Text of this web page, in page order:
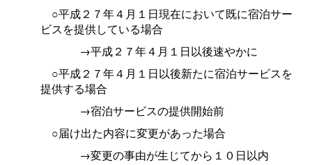
○平成２７年４月１日現在において既に宿泊サー
ビスを提供している場合
→平成２７年４月１日以後速やかに
○平成２７年４月１日以後新たに宿泊サービスを
提供する場合
→宿泊サービスの提供開始前
○届け出た内容に変更があった場合
→変更の事由が生じてから１０日以内